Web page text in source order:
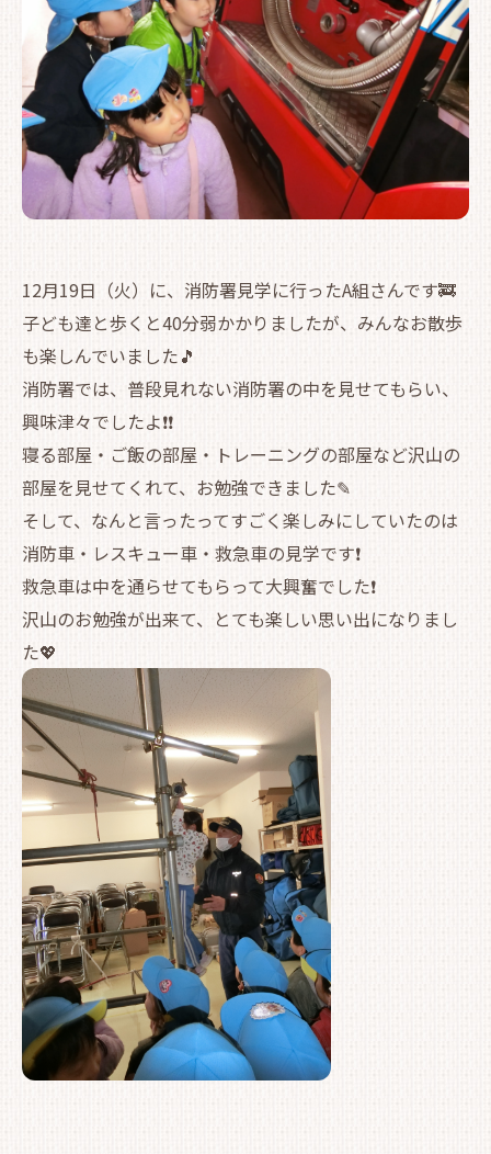
12月19日（火）に、消防署見学に行ったA組さんです🚒
子ども達と歩くと40分弱かかりましたが、みんなお散歩
も楽しんでいました🎵
消防署では、普段見れない消防署の中を見せてもらい、
興味津々でしたよ❗❗
寝る部屋・ご飯の部屋・トレーニングの部屋など沢山の
部屋を見せてくれて、お勉強できました✎
そして、なんと言ったってすごく楽しみにしていたのは
消防車・レスキュー車・救急車の見学です❗
救急車は中を通らせてもらって大興奮でした❗
沢山のお勉強が出来て、とても楽しい思い出になりまし
た💖